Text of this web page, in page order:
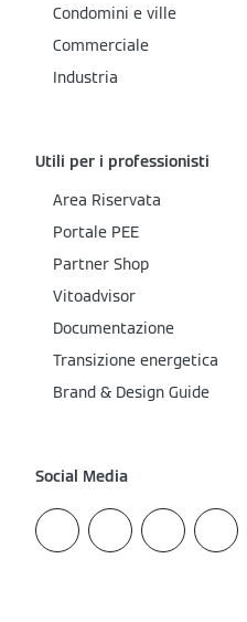
Condomini e ville
Commerciale
Industria
Utili per i professionisti
Area Riservata
Portale PEE
Partner Shop
Vitoadvisor
Documentazione
Transizione energetica
Brand & Design Guide
Social Media